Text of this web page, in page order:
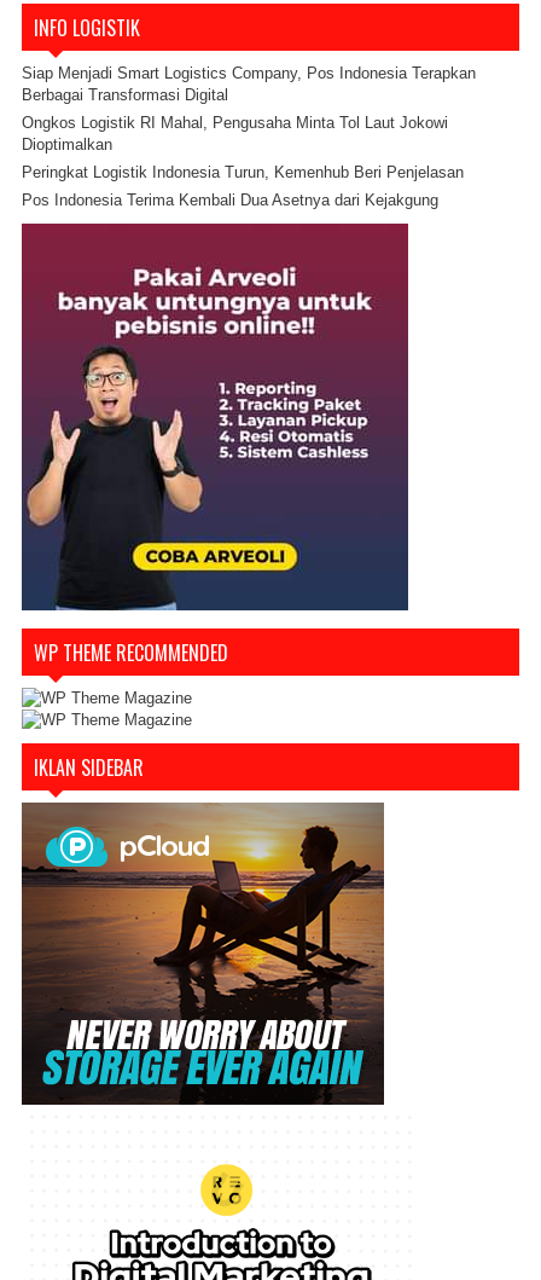
INFO LOGISTIK
Siap Menjadi Smart Logistics Company, Pos Indonesia Terapkan
Berbagai Transformasi Digital
Ongkos Logistik RI Mahal, Pengusaha Minta Tol Laut Jokowi
Dioptimalkan
Peringkat Logistik Indonesia Turun, Kemenhub Beri Penjelasan
Pos Indonesia Terima Kembali Dua Asetnya dari Kejakgung
WP THEME RECOMMENDED
IKLAN SIDEBAR